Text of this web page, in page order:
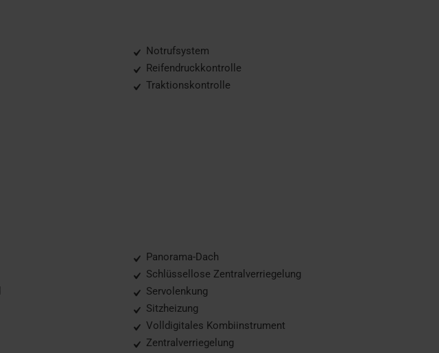
Notrufsystem
Reifendruckkontrolle
Traktionskontrolle
Panorama-Dach
Schlüssellose Zentralverriegelung
Servolenkung
Sitzheizung
Volldigitales Kombiinstrument
Zentralverriegelung